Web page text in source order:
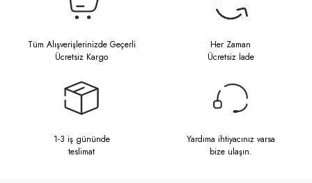
Tüm Alışverişlerinizde Geçerli
Ücretsiz Kargo
Her Zaman
Ücretsiz İade
1-3 iş gününde
teslimat
Yardıma ihtiyacınız varsa
bize ulaşın.